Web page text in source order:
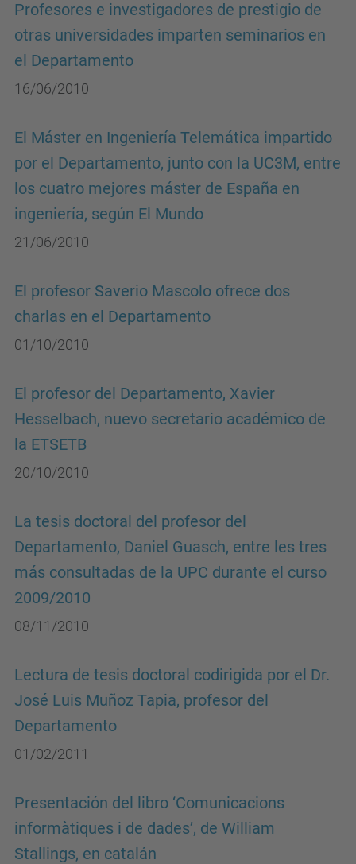
Profesores e investigadores de prestigio de
otras universidades imparten seminarios en
el Departamento
16/06/2010
El Máster en Ingeniería Telemática impartido
por el Departamento, junto con la UC3M, entre
los cuatro mejores máster de España en
ingeniería, según El Mundo
21/06/2010
El profesor Saverio Mascolo ofrece dos
charlas en el Departamento
01/10/2010
El profesor del Departamento, Xavier
Hesselbach, nuevo secretario académico de
la ETSETB
20/10/2010
La tesis doctoral del profesor del
Departamento, Daniel Guasch, entre les tres
más consultadas de la UPC durante el curso
2009/2010
08/11/2010
Lectura de tesis doctoral codirigida por el Dr.
José Luis Muñoz Tapia, profesor del
Departamento
01/02/2011
Presentación del libro ‘Comunicacions
informàtiques i de dades’, de William
Stallings, en catalán